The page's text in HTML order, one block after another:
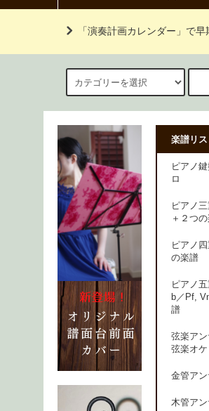
「演奏計画カレンダー」で早
楽譜リス
ピアノ
ロ
ピアノ
＋２つの
ピアノ
の楽譜
ピアノ
b／Pf,
譜
弦楽アン
弦楽オケ
金管ア
木管ア